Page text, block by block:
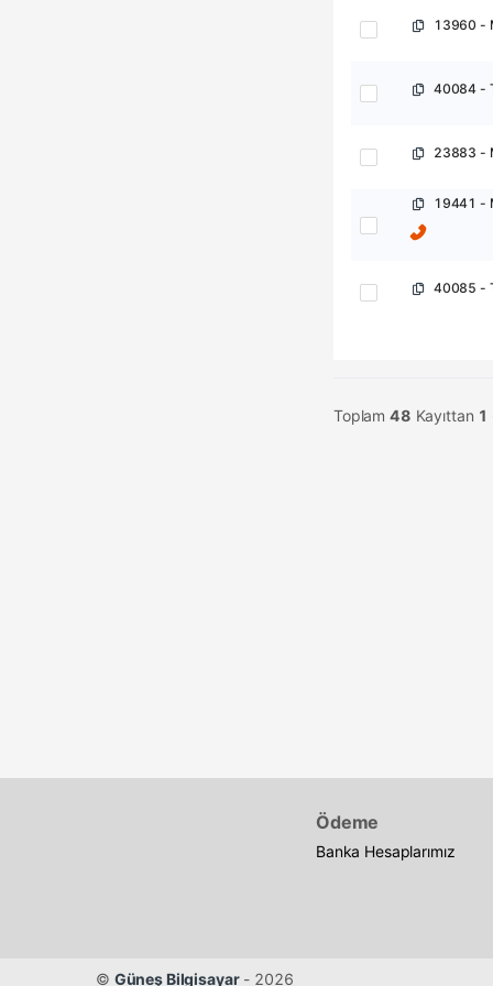
(6x12v 9AH Akü
40084 -
40085 -
Toplam 48 Kayıttan 1
Ödeme
Banka Hesaplarımız
© Güneş Bilgisayar- 2026